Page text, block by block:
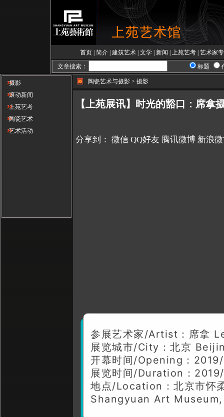
首页 简介 建筑艺术 文学 新闻 上苑艺考 艺术家
文章搜索：
标题
摄影
滚动新闻
上苑艺考
陶瓷艺术
艺术活动
陶瓷艺术与摄影 > 摄影
【上苑展讯】时光的豁口：席拿
分享到： 微信 QQ好友 腾讯微博 新浪
参展艺术家/Artist：席拿
展览城市/City：北京
开幕时间/Opening：
展览时间/Duration：
地点/Location：北京市怀
Shangyuan Art